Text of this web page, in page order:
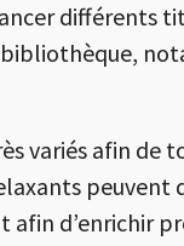
différents
bibliothèque,
variés afin de
afin d’enrichir